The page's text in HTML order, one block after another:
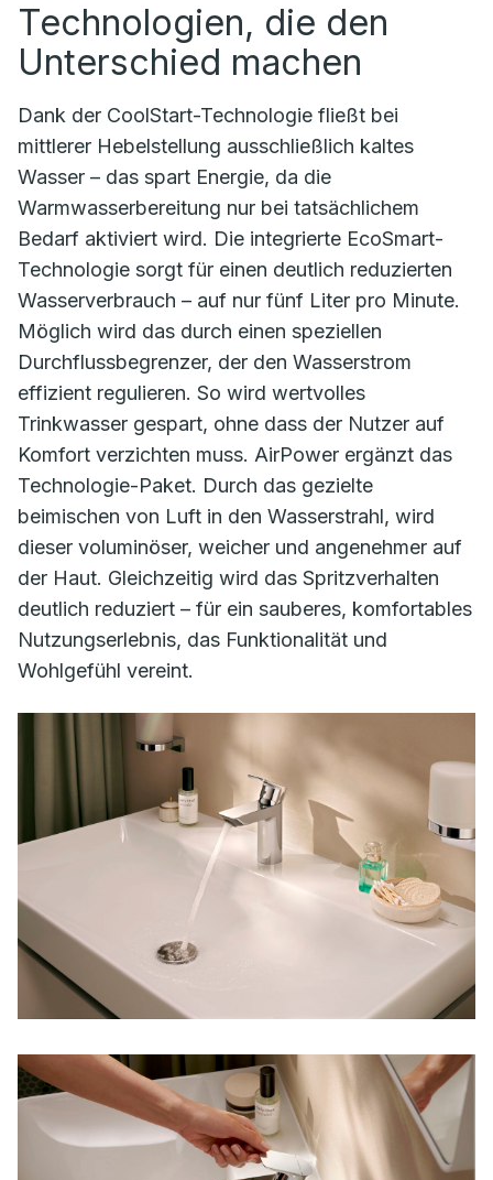
Technologien, die den
Unterschied machen
Dank der CoolStart-Technologie fließt bei
mittlerer Hebelstellung ausschließlich kaltes
Wasser – das spart Energie, da die
Warmwasserbereitung nur bei tatsächlichem
Bedarf aktiviert wird. Die integrierte EcoSmart-
Technologie sorgt für einen deutlich reduzierten
Wasserverbrauch – auf nur fünf Liter pro Minute.
Möglich wird das durch einen speziellen
Durchflussbegrenzer, der den Wasserstrom
effizient regulieren. So wird wertvolles
Trinkwasser gespart, ohne dass der Nutzer auf
Komfort verzichten muss. AirPower ergänzt das
Technologie-Paket. Durch das gezielte
beimischen von Luft in den Wasserstrahl, wird
dieser voluminöser, weicher und angenehmer auf
der Haut. Gleichzeitig wird das Spritzverhalten
deutlich reduziert – für ein sauberes, komfortables
Nutzungserlebnis, das Funktionalität und
Wohlgefühl vereint.